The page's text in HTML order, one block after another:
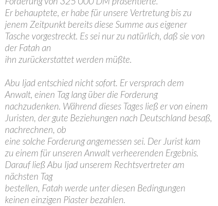
Er behauptete, er habe für unsere Vertretung bis zu
jenem Zeitpunkt bereits diese Summe aus eigener
Tasche vorgestreckt. Es sei nur zu natürlich, daß sie von
der Fatah an
ihn zurückerstattet werden müßte.
Abu Ijad entschied nicht sofort. Er versprach dem
Anwalt, einen Tag lang über die Forderung
nachzudenken. Während dieses Tages ließ er von einem
Juristen, der gute Beziehungen nach Deutschland besaß,
nachrechnen, ob
eine solche Forderung angemessen sei. Der Jurist kam
zu einem für unseren Anwalt verheerenden Ergebnis.
Darauf ließ Abu Ijad unserem Rechtsvertreter am
nächsten Tag
bestellen, Fatah werde unter diesen Bedingungen
keinen einzigen Piaster bezahlen.